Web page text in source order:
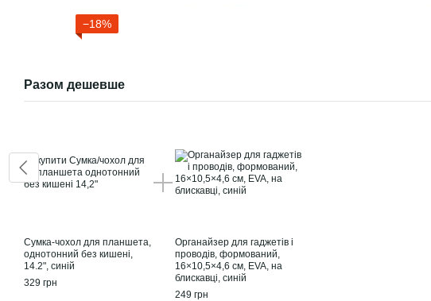
−18%
Разом дешевше
Сумка-чохол для планшета,
однотонний без кишені,
14.2", синій
329 грн
Органайзер для гаджетів і
проводів, формований,
16×10,5×4,6 см, EVA, на
блискавці, синій
249 грн